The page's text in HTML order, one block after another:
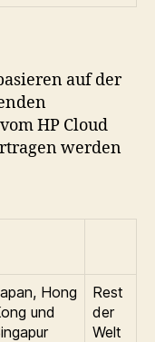
auf der
HP Cloud
werden
Hong
und
Rest
der
Welt